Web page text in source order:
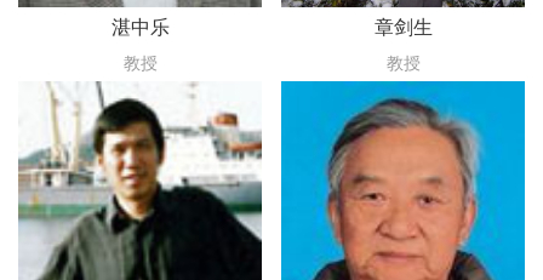
湛中乐
教授
章剑生
教授